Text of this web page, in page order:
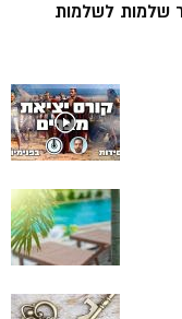
שלמות לשלמות